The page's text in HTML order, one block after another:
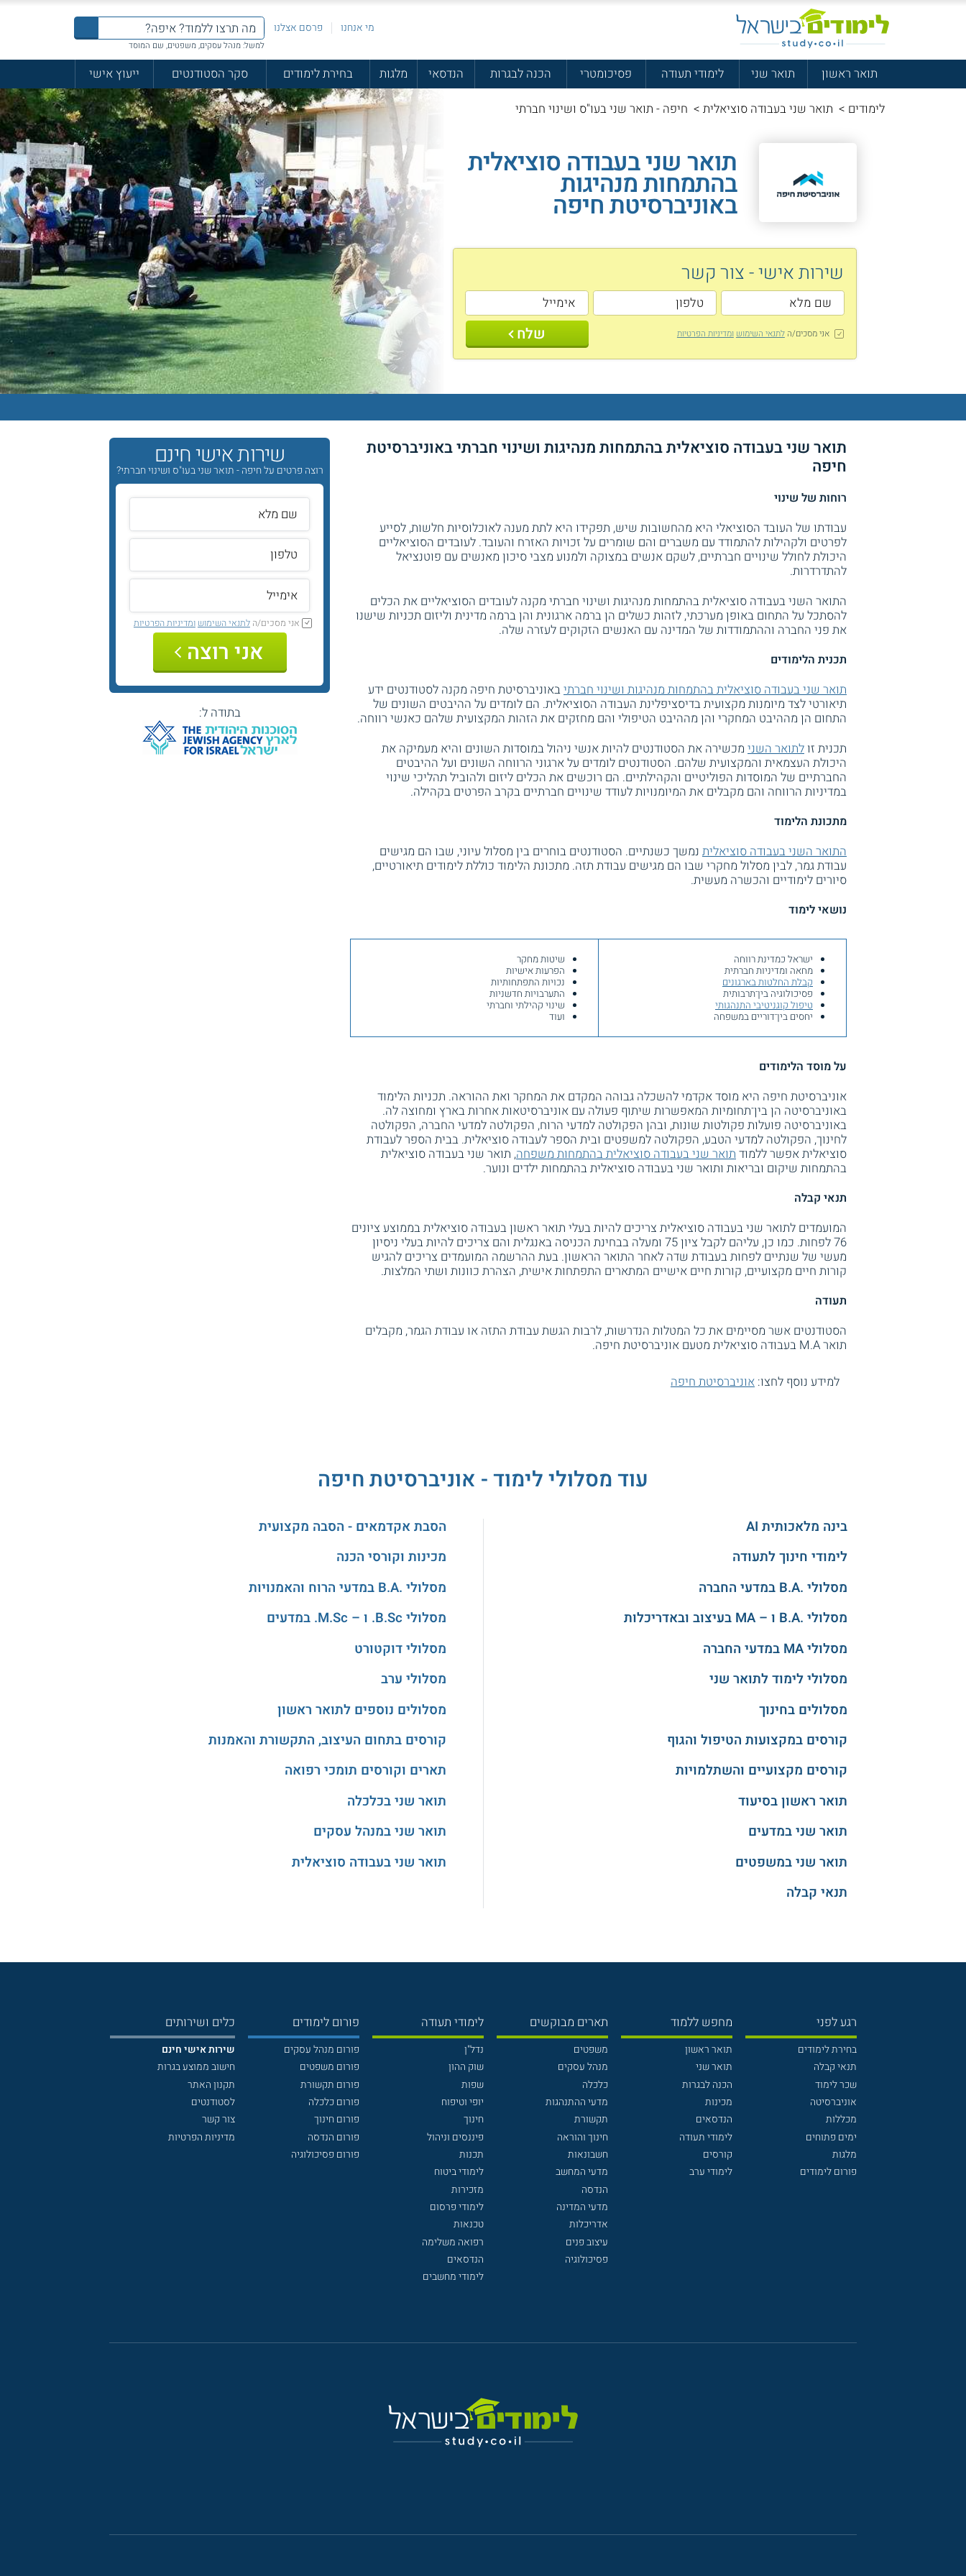
מי אנחנו פרסם אצלנו
למשל: מנהל עסקים, משפטים, שם המוסד
תואר ראשון תואר שני לימודי תעודה פסיכומטרי הכנה לבגרות הנדסאי מלגות בחירת לימודים סקר הסטודנטים
ייעוץ אישי
לימודים > תואר שני בעבודה סוציאלית > חיפה - תואר שני בעו"ס ושינוי חברתי
תואר שני בעבודה סוציאלית
בהתמחות מנהיגות
באוניברסיטת חיפה
שירות אישי - צור קשר
אני מסכים/הלתנאי השימוש ומדיניות הפרטיות שלח
תואר שני בעבודה סוציאלית בהתמחות מנהיגות ושינוי חברתי באוניברסיטת
חיפה
רוחות של שינוי
עבודתו של העובד הסוציאלי היא מהחשובות שיש, תפקידו היא לתת מענה לאוכלוסיות חלשות, לסייע
לפרטים ולקהילות להתמודד עם משברים והם שומרים על זכויות האזרח והעובד. לעובדים הסוציאליים
היכולת לחולל שינויים חברתיים, לשקם אנשים במצוקה ולמנוע מצבי סיכון מאנשים עם פוטנציאל
להתדרדרות.
התואר השני בעבודה סוציאלית בהתמחות מנהיגות ושינוי חברתי מקנה לעובדים הסוציאליים את הכלים
להסתכל על התחום באופן מערכתי, לזהות כשלים הן ברמה ארגונית והן ברמה מדינית וליזום תכניות שישנו
את פני החברה וההתמודדות של המדינה עם האנשים הזקוקים לעזרה שלה.
תכנית הלימודים
תואר שני בעבודה סוציאלית בהתמחות מנהיגות ושינוי חברתיבאוניברסיטת חיפה מקנה לסטודנטים ידע
תיאורטי לצד מיומנות מקצועית בדיסציפלינת העבודה הסוציאלית. הם לומדים על ההיבטים השונים של
התחום הן מההיבט המחקרי והן מההיבט הטיפולי והם מחזקים את הזהות המקצועית שלהם כאנשי רווחה.
תכנית זולתואר השני מכשירה את הסטודנטים להיות אנשי ניהול במוסדות השונים והיא מעמיקה את
היכולת העצמאית והמקצועית שלהם. הסטודנטים לומדים על ארגוני הרווחה השונים ועל ההיבטים
החברתיים של המוסדות הפוליטיים והקהילתיים. הם רוכשים את הכלים ליזום ולהוביל תהליכי שינוי
במדיניות הרווחה והם מקבלים את המיומנויות לעודד שינויים חברתיים בקרב הפרטים בקהילה.
מתכונת הלימוד
התואר השני בעבודה סוציאלית נמשך כשנתיים. הסטודנטים בוחרים בין מסלול עיוני, שבו הם מגישים
עבודת גמר, לבין מסלול מחקרי שבו הם מגישים עבודת תזה. מתכונת הלימוד כוללת לימודים תיאורטיים,
סיורים לימודיים והכשרה מעשית.
נושאי לימוד
ישראל כמדינת רווחה
מחאה ומדיניות חברתית
קבלת החלטות בארגונים
פסיכולוגיה בין־תרבותית
טיפול קוגניטיבי התנהגותי
יחסים בין־דוריים במשפחה
שיטות מחקר
הפרעות אישיות
נכויות התפתחותיות
התערבויות חדשניות
שינוי קהילתי וחברתי
ועוד
על מוסד הלימודים
אוניברסיטת חיפה היא מוסד אקדמי להשכלה גבוהה המקדם את המחקר ואת ההוראה. תכניות הלימוד
באוניברסיטה הן בין־תחומיות המאפשרות שיתוף פעולה עם אוניברסיטאות אחרות בארץ ומחוצה לה.
באוניברסיטה פועלות פקולטות שונות, ובהן הפקולטה למדעי הרוח, הפקולטה למדעי החברה, הפקולטה
לחינוך, הפקולטה למדעי הטבע, הפקולטה למשפטים ובית הספר לעבודה סוציאלית. בבית הספר לעבודת
סוציאלית אפשר ללמוד תואר שני בעבודה סוציאלית בהתמחות משפחה, תואר שני בעבודה סוציאלית
בהתמחות שיקום ובריאות ותואר שני בעבודה סוציאלית בהתמחות ילדים ונוער.
תנאי קבלה
המועמדים לתואר שני בעבודה סוציאלית צריכים להיות בעלי תואר ראשון בעבודה סוציאלית בממוצע ציונים
76 לפחות. כמו כן, עליהם לקבל ציון 75 ומעלה בבחינת הכניסה באנגלית והם צריכים להיות בעלי ניסיון
מעשי של שנתיים לפחות בעבודת שדה לאחר התואר הראשון. בעת ההרשמה המועמדים צריכים להגיש
קורות חיים מקצועיים, קורות חיים אישיים המתארים התפתחות אישית, הצהרת כוונות ושתי המלצות.
תעודה
הסטודנטים אשר מסיימים את כל המטלות הנדרשות, לרבות הגשת עבודת התזה או עבודת הגמר, מקבלים
תואר M.A בעבודה סוציאלית מטעם אוניברסיטת חיפה.
למידע נוסף לחצו: אוניברסיטת חיפה
שירות אישי חינם
רוצה פרטים על חיפה - תואר שני בעו"ס ושינוי חברתי?
אני מסכים/הלתנאי השימוש ומדיניות הפרטיות
אני רוצה
בתודה ל:
עוד מסלולי לימוד - אוניברסיטת חיפה
בינה מלאכותית AI
לימודי חינוך לתעודה
מסלולי .B.A במדעי החברה
מסלולי .B.A ו – MA בעיצוב ובאדריכלות
מסלולי MA במדעי החברה
מסלולי לימוד לתואר שני
מסלולים בחינוך
קורסים במקצועות הטיפול והגוף
קורסים מקצועיים והשתלמויות
תואר ראשון בסיעוד
תואר שני במדעים
תואר שני במשפטים
תנאי קבלה
הסבת אקדמאים - הסבה מקצועית
מכינות וקורסי הכנה
מסלולי .B.A במדעי הרוח והאמנויות
מסלולי B.Sc. ו – M.Sc. במדעים
מסלולי דוקטורט
מסלולי ערב
מסלולים נוספים לתואר ראשון
קורסים בתחום העיצוב, התקשורת והאמנות
תארים וקורסים תומכי רפואה
תואר שני בכלכלה
תואר שני במנהל עסקים
תואר שני בעבודה סוציאלית
רגע לפני
בחירת לימודים
תנאי קבלה
שכר לימוד
אוניברסיטה
מכללות
ימים פתוחים
מלגות
פורום לימודים
מחפש ללמוד
תואר ראשון
תואר שני
הכנה לבגרות
מכינות
הנדסאים
לימודי תעודה
קורסים
לימודי ערב
תארים מבוקשים
משפטים
מנהל עסקים
כלכלה
מדעי ההתנהגות
תקשורת
חינוך והוראה
חשבונאות
מדעי המחשב
הנדסה
מדעי המדינה
אדריכלות
עיצוב פנים
פסיכולוגיה
לימודי תעודה
נדל"ן
שוק ההון
שפות
יופי וטיפוח
חינוך
פיננסים וניהול
תכנות
לימודי ביטוח
מזכירות
לימודי פרסום
טכנאות
רפואה משלימה
הנדסאים
לימודי מחשבים
פורום לימודים
פורום מנהל עסקים
פורום משפטים
פורום תקשורת
פורום כלכלה
פורום חינוך
פורום הנדסה
פורום פסיכולוגיה
כלים ושירותים
שירות אישי חינם
חישוב ממוצע בגרות
תקנון האתר
לסטודנטים
צור קשר
מדיניות הפרטיות